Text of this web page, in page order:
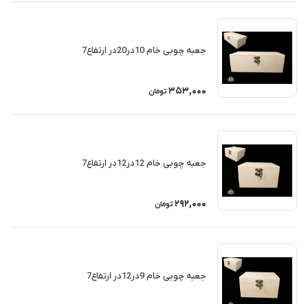
جعبه چوبی خام 10در20در ارتفاع7
353,000 تومان
جعبه چوبی خام 12در12در ارتفاع7
292,000 تومان
جعبه چوبی خام 9در12در ارتفاع7